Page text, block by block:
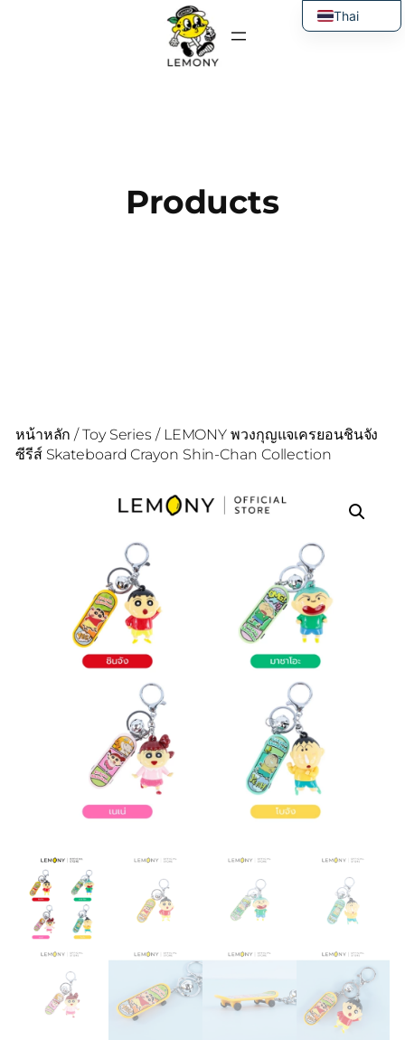
Products
หน้าหลัก /Toy Series / LEMONY พวงกุญแจเครยอนชินจัง
ซีรีส์ Skateboard Crayon Shin-Chan Collection
Thai